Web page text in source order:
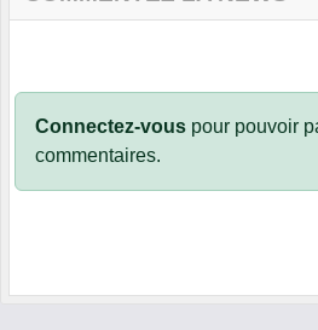
Connectez-vous pour pouvoir
commentaires.